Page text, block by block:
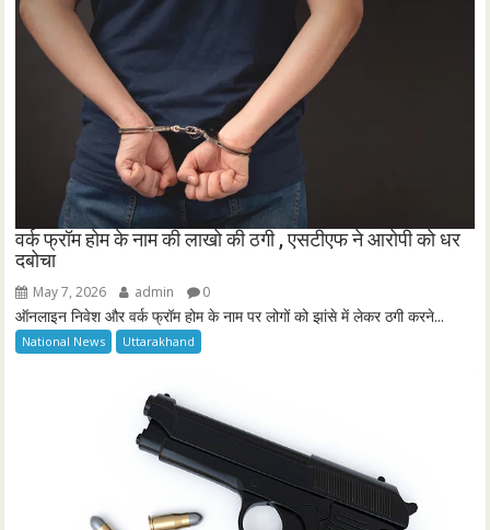
वर्क फ्रॉम होम के नाम की लाखो की ठगी , एसटीएफ ने आरोपी को धर
दबोचा
May 7, 2026 admin 0
ऑनलाइन निवेश और वर्क फ्रॉम होम के नाम पर लोगों को झांसे में लेकर ठगी करने...
National News Uttarakhand